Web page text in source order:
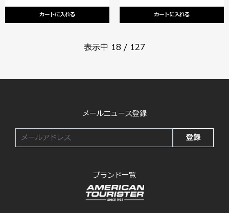
カートに入れる カートに入れる
表示中 18 / 127
メールニュース登録
登録
ブランド一覧